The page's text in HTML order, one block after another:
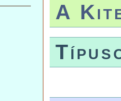
A